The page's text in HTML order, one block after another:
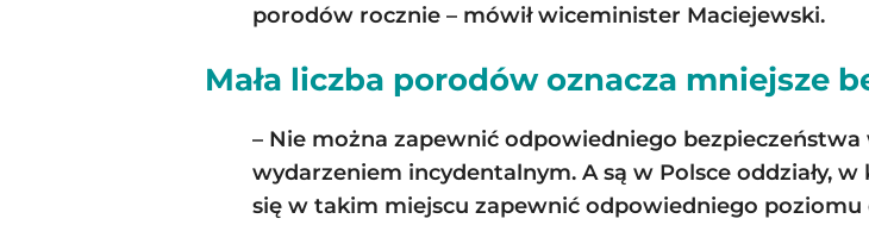
porodów rocznie – mówił wiceminister Maciejewski.
Mała liczba porodów oznacza mniejsze
– Nie można zapewnić odpowiedniego
wydarzeniem incydentalnym. A są w Polsce oddziały,
się w takim miejscu zapewnić odpowiedniego poziomu